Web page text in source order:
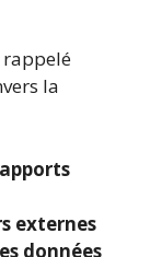
rappelé
la
externes
données